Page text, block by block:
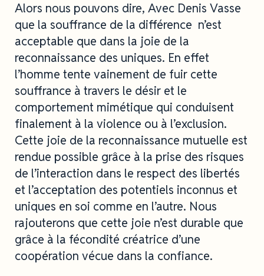
Alors nous pouvons dire, Avec Denis Vasse
que la souffrance de la différence n’est
acceptable que dans la joie de la
reconnaissance des uniques. En effet
l’homme tente vainement de fuir cette
souffrance à travers le désir et le
comportement mimétique qui conduisent
finalement à la violence ou à l’exclusion.
Cette joie de la reconnaissance mutuelle est
rendue possible grâce à la prise des risques
de l’interaction dans le respect des libertés
et l’acceptation des potentiels inconnus et
uniques en soi comme en l’autre. Nous
rajouterons que cette joie n’est durable que
grâce à la fécondité créatrice d’une
coopération vécue dans la confiance.